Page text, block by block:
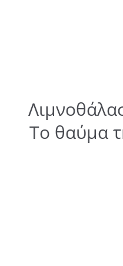
Το θαύμα